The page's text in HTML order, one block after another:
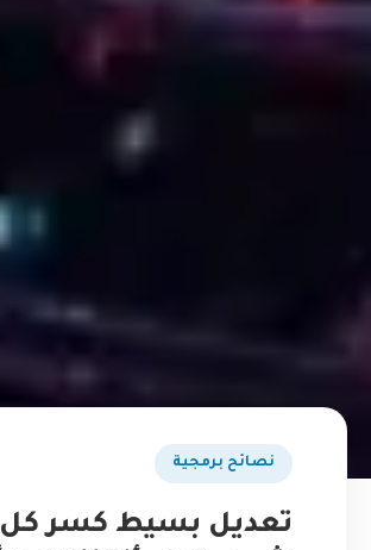
نصائح برمجية
تعديل بسيط كسر كل